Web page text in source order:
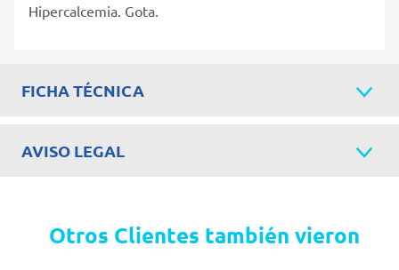
Hipercalcemia. Gota.
FICHA TÉCNICA
AVISO LEGAL
Otros Clientes también vieron